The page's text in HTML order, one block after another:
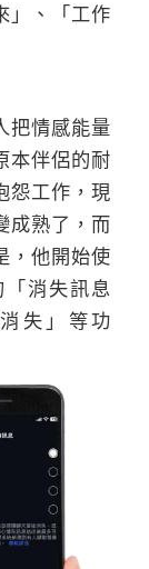
」、「工作
把情感能量
本伴侶的耐
怨工作，現
成熟了，而
，他開始使
消失訊息
失」等功